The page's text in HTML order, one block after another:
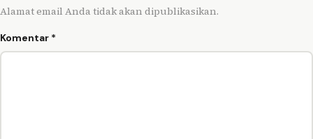
Alamat email Anda tidak akan dipublikasikan.
Komentar *